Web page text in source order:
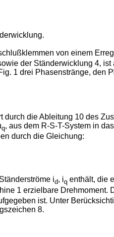
von einem
der Ständerwicklung 4,
1 drei Phasenstränge, den
die Ableitung 10 des
q, aus dem R-S-T-System in
durch die Gleichung:
id, iq enthält, die
1 erzielbare Drehmoment.
ist. Unter
8.